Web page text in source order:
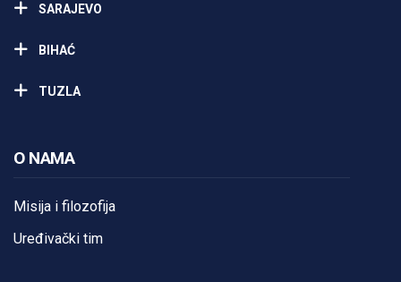
SARAJEVO
BIHAĆ
TUZLA
O NAMA
Misija i filozofija
Uređivački tim